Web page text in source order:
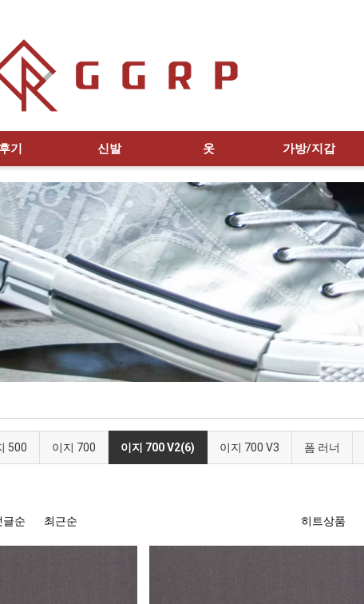
후기 신발 옷 가방/지갑
500 이지 700 이지 700 V2(6) 이지 700 V3 폼 러너
글순 최근순 히트상품